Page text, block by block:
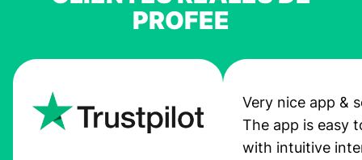
PROFEE
Very nice app &
The app is easy
with intuitive